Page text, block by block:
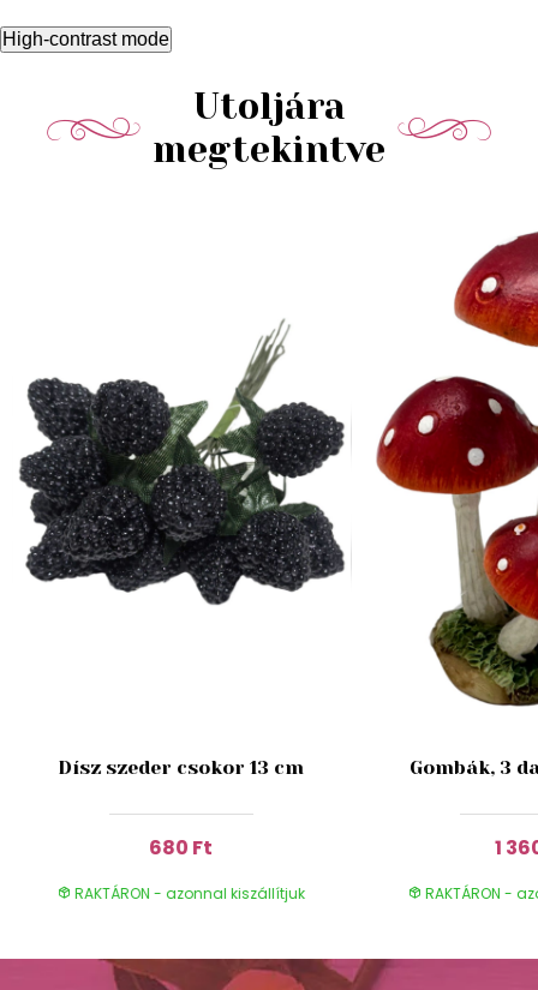
High-contrast mode
Utoljára
megtekintve
Dísz szeder csokor 13 cm
680 Ft
RAKTÁRON - azonnal kiszállítjuk
Gombák, 3
1
RAKTÁRON -